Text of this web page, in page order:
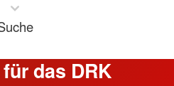
das DRK